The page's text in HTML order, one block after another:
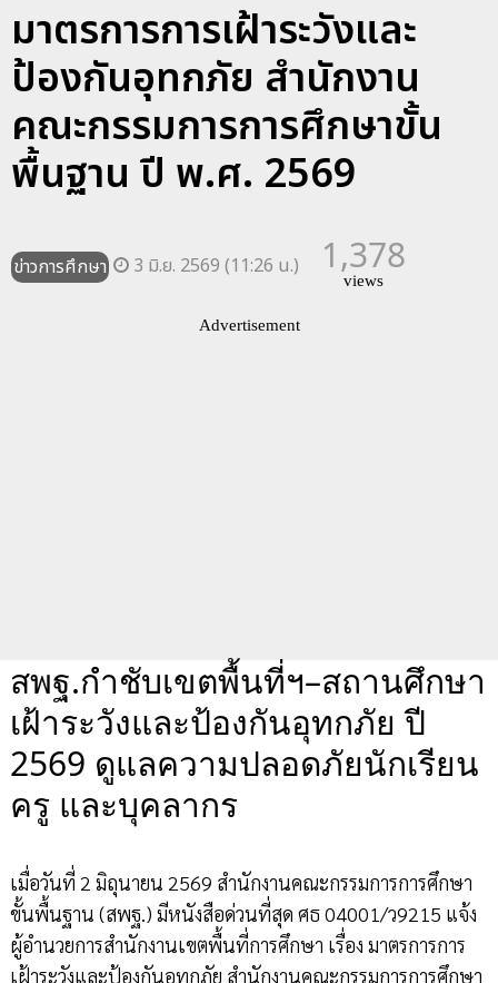
มาตรการการเฝ้าระวังและ
ป้องกันอุทกภัย สำนักงาน
คณะกรรมการการศึกษาขั้น
พื้นฐาน ปี พ.ศ. 2569
ข่าวการศึกษา 3 มิ.ย. 2569 (11:26 น.) 1,378
views
Advertisement
สพฐ.กำชับเขตพื้นที่ฯ–สถานศึกษา
เฝ้าระวังและป้องกันอุทกภัย ปี
2569 ดูแลความปลอดภัยนักเรียน
ครู และบุคลากร
เมื่อวันที่ 2 มิถุนายน 2569 สำนักงานคณะกรรมการการศึกษา
ขั้นพื้นฐาน (สพฐ.) มีหนังสือด่วนที่สุด ศธ 04001/ว9215 แจ้ง
ผู้อำนวยการสำนักงานเขตพื้นที่การศึกษา เรื่อง มาตรการการ
เฝ้าระวังและป้องกันอุทกภัย สำนักงานคณะกรรมการการศึกษา